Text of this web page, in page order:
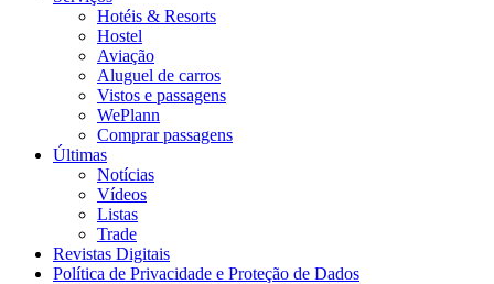
Hotéis & Resorts
Hostel
Aviação
Aluguel de carros
Vistos e passagens
WePlann
Comprar passagens
Últimas
Notícias
Vídeos
Listas
Trade
Revistas Digitais
Política de Privacidade e Proteção de Dados